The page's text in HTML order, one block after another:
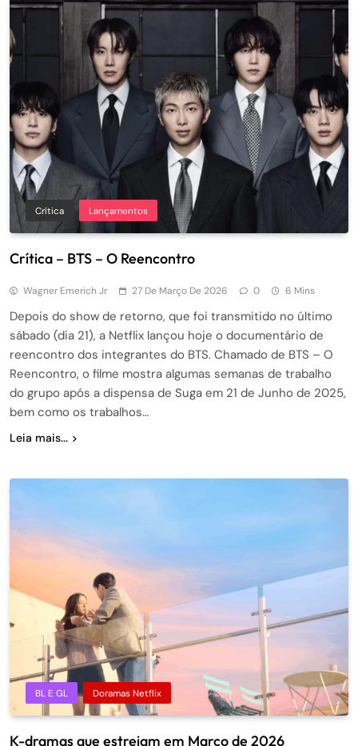
Crítica Lançamentos
Crítica – BTS – O Reencontro
Wagner Emerich Jr 27 De Março De 2026 0 6 Mins
Depois do show de retorno, que foi transmitido no último
sábado (dia 21), a Netflix lançou hoje o documentário de
reencontro dos integrantes do BTS. Chamado de BTS – O
Reencontro, o filme mostra algumas semanas de trabalho
do grupo após a dispensa de Suga em 21 de Junho de 2025,
bem como os trabalhos…
Leia mais...
BL E GL Doramas Netflix
K-dramas que estreiam em Março de 2026